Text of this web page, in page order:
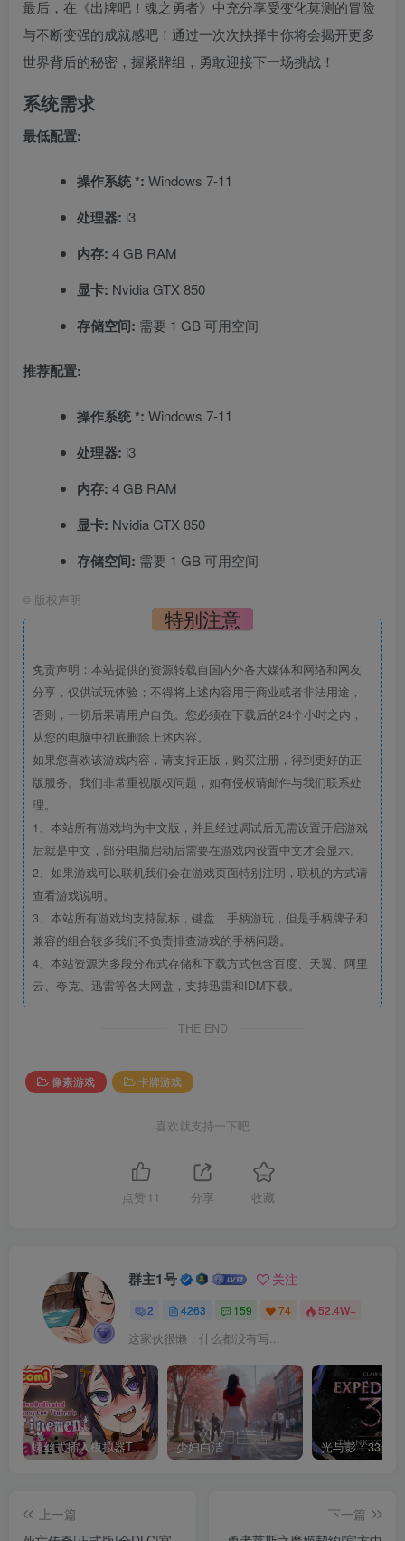
最后，在《出牌吧！魂之勇者》中充分享受变化莫测的冒险
与不断变强的成就感吧！通过一次次抉择中你将会揭开更多
世界背后的秘密，握紧牌组，勇敢迎接下一场挑战！
系统需求
最低配置:
操作系统 *: Windows 7-11
处理器: i3
内存: 4 GB RAM
显卡: Nvidia GTX 850
存储空间: 需要 1 GB 可用空间
推荐配置:
操作系统 *: Windows 7-11
处理器: i3
内存: 4 GB RAM
显卡: Nvidia GTX 850
存储空间: 需要 1 GB 可用空间
© 版权声明
特别注意
免责声明：本站提供的资源转载自国内外各大媒体和网络和网友
分享，仅供试玩体验；不得将上述内容用于商业或者非法用途，
否则，一切后果请用户自负。您必须在下载后的24个小时之内，
从您的电脑中彻底删除上述内容。
如果您喜欢该游戏内容，请支持正版，购买注册，得到更好的正
版服务。我们非常重视版权问题，如有侵权请邮件与我们联系处
理。
1、本站所有游戏均为中文版，并且经过调试后无需设置开启游戏
后就是中文，部分电脑启动后需要在游戏内设置中文才会显示。
2、如果游戏可以联机我们会在游戏页面特别注明，联机的方式请
查看游戏说明。
3、本站所有游戏均支持鼠标，键盘，手柄游玩，但是手柄牌子和
兼容的组合较多我们不负责排查游戏的手柄问题。
4、本站资源为多段分布式存储和下载方式包含百度、天翼、阿里
云、夸克、迅雷等各大网盘，支持迅雷和IDM下载。
THE END
像素游戏 卡牌游戏
喜欢就支持一下吧
点赞 11 分享 收藏
群主1号 关注
2 4263 159 74 52.4W+
这家伙很懒，什么都没有写...
螺丝式插入模拟器TMA02 少妇白洁
上一篇
下一篇